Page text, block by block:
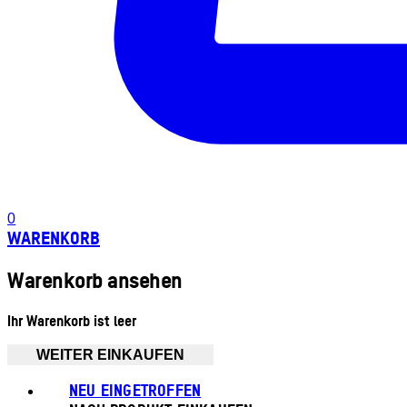
0
WARENKORB
Warenkorb ansehen
Ihr Warenkorb ist leer
WEITER EINKAUFEN
NEU EINGETROFFEN